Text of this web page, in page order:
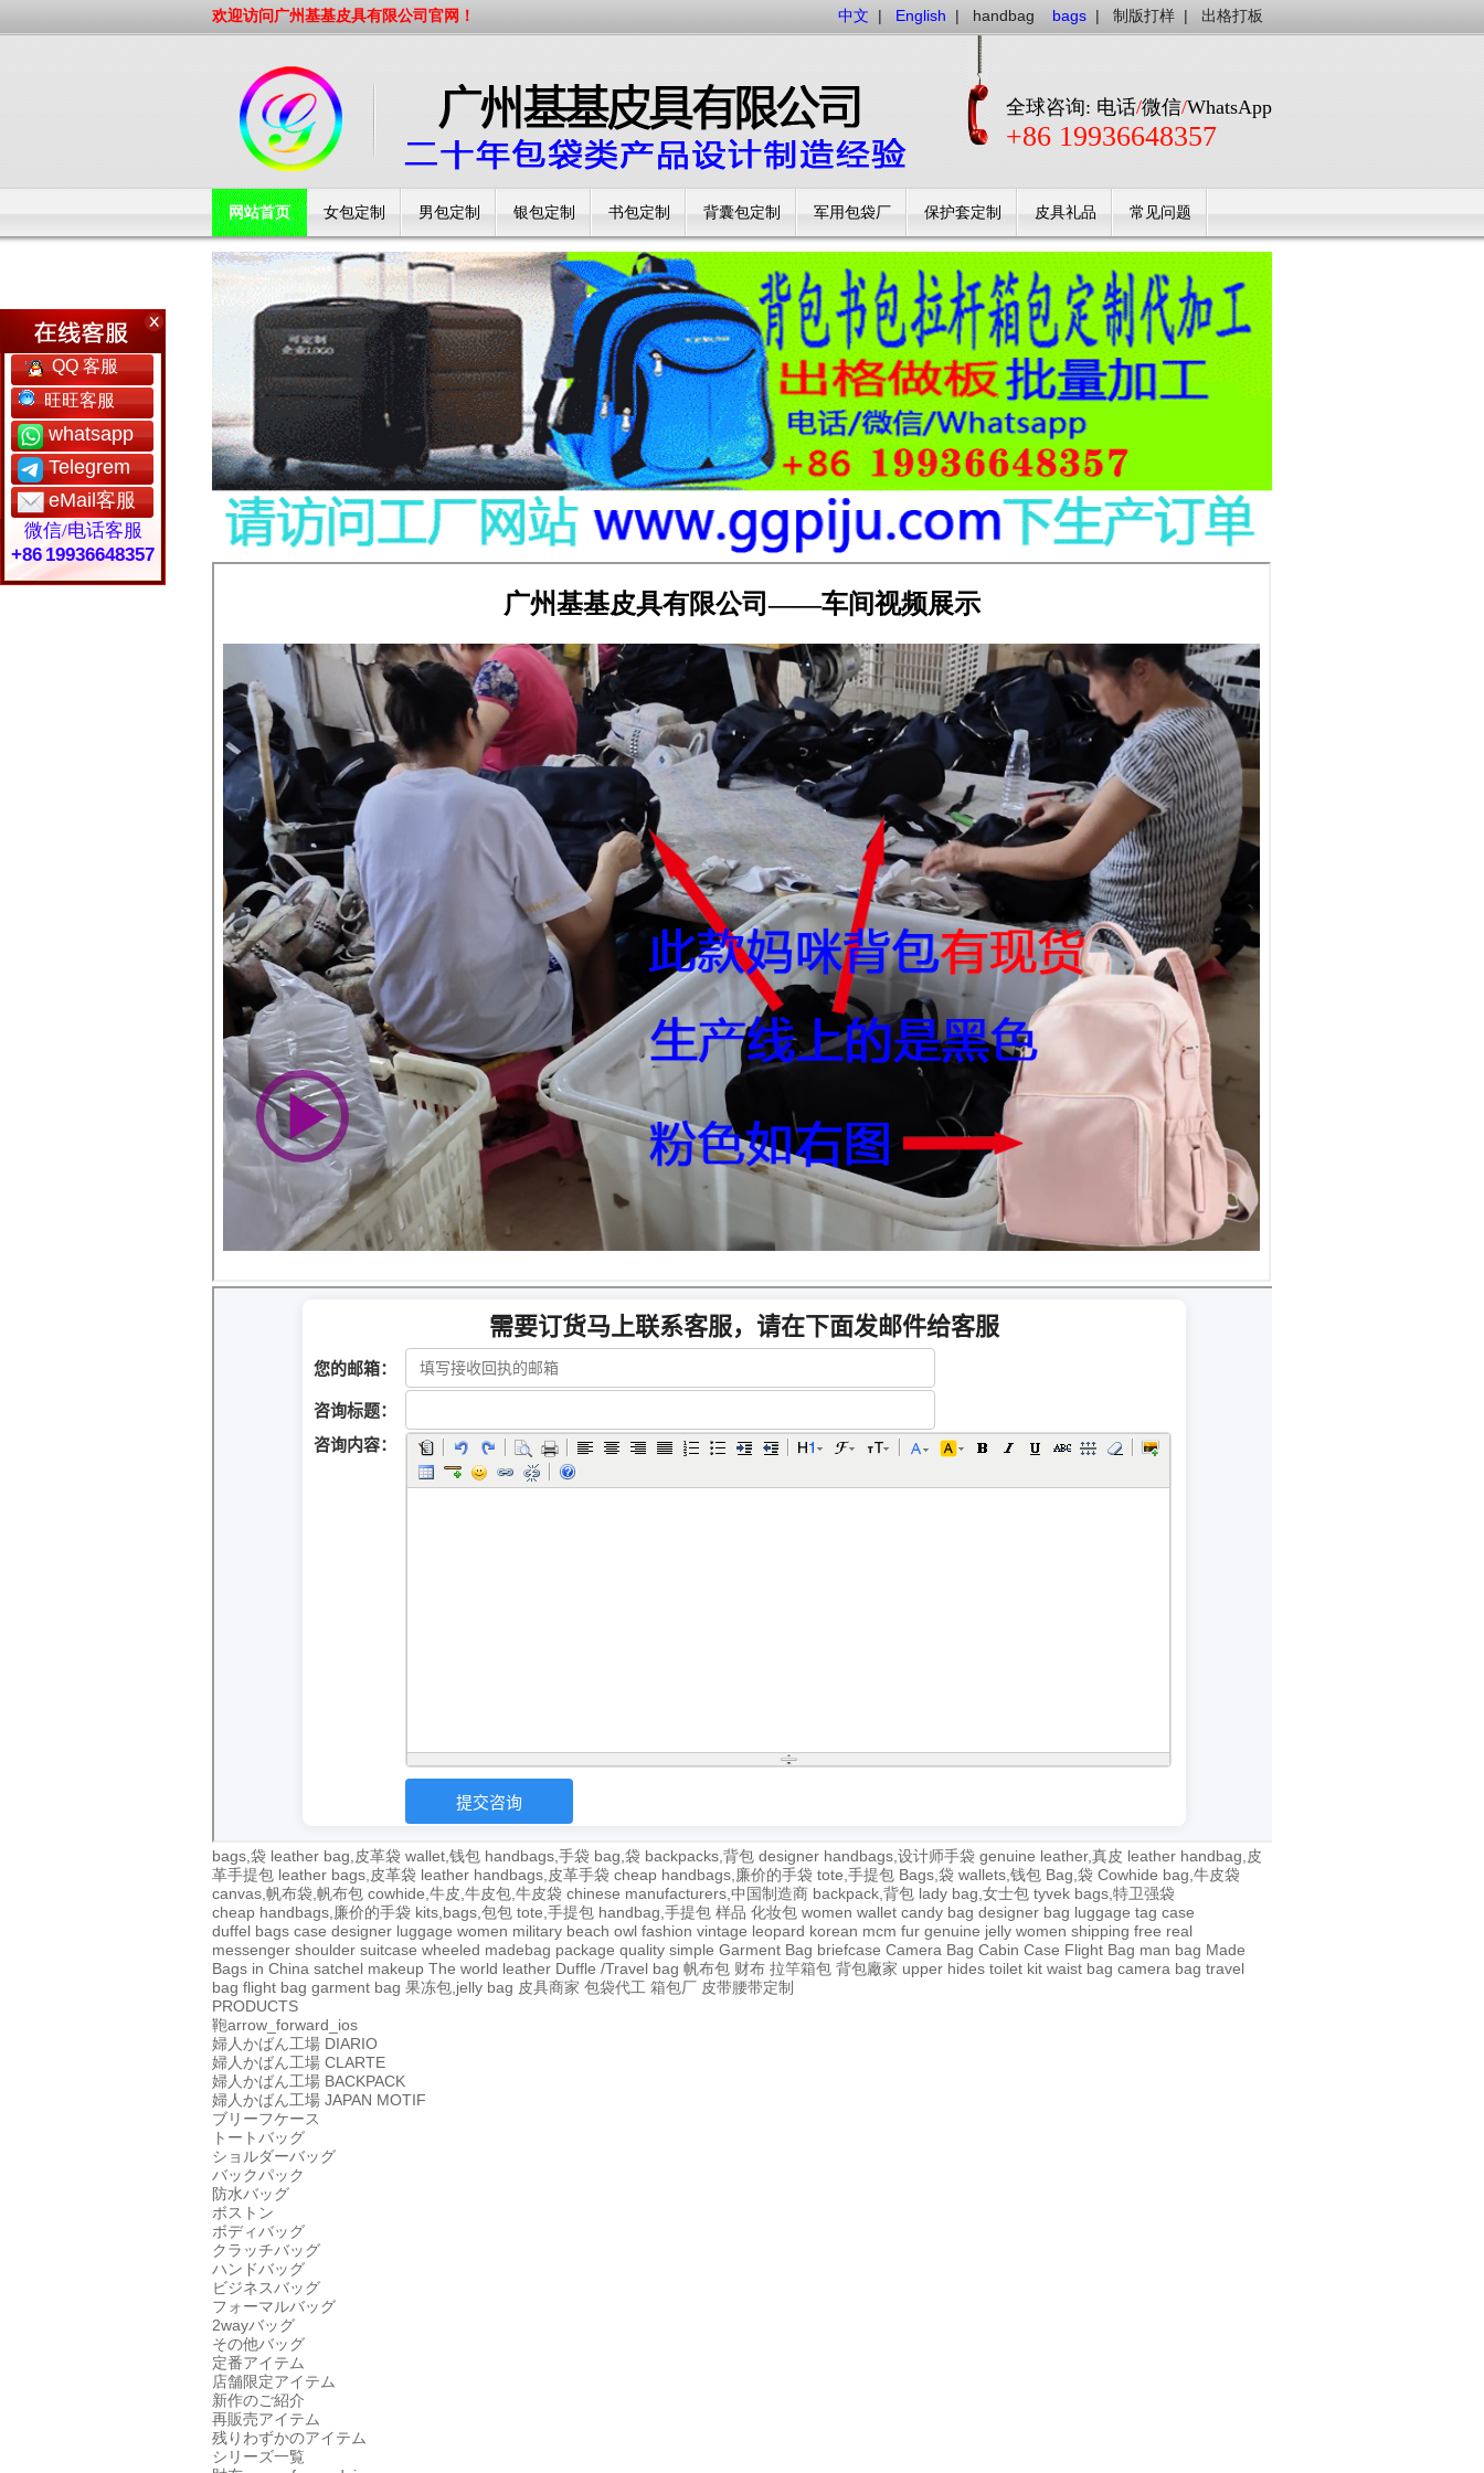
欢迎访问广州基基皮具有限公司官网！ 中文 | English | handbag bags | 制版打样 | 出格打板
全球咨询: 电话/微信/WhatsApp
+86 19936648357
网站首页 女包定制 男包定制 银包定制 书包定制 背囊包定制 军用包袋厂 保护套定制 皮具礼品 常见问题
工厂简介
bags,袋 leather bag,皮革袋 wallet,钱包 handbags,手袋 bag,袋 backpacks,背包 designer handbags,设计师手袋 genuine leather,真皮 leather handbag,皮
革手提包 leather bags,皮革袋 leather handbags,皮革手袋 cheap handbags,廉价的手袋 tote,手提包 Bags,袋 wallets,钱包 Bag,袋 Cowhide bag,牛皮袋
canvas,帆布袋,帆布包 cowhide,牛皮,牛皮包,牛皮袋 chinese manufacturers,中国制造商 backpack,背包 lady bag,女士包 tyvek bags,特卫强袋
cheap handbags,廉价的手袋 kits,bags,包包 tote,手提包 handbag,手提包 样品 化妆包 women wallet candy bag designer bag luggage tag case
duffel bags case designer luggage women military beach owl fashion vintage leopard korean mcm fur genuine jelly women shipping free real
messenger shoulder suitcase wheeled madebag package quality simple Garment Bag briefcase Camera Bag Cabin Case Flight Bag man bag Made
Bags in China satchel makeup The world leather Duffle /Travel bag 帆布包 财布 拉竿箱包 背包廠家 upper hides toilet kit waist bag camera bag travel
bag flight bag garment bag 果冻包,jelly bag 皮具商家 包袋代工 箱包厂 皮带腰带定制
PRODUCTS
鞄arrow_forward_ios
婦人かばん工場 DIARIO
婦人かばん工場 CLARTE
婦人かばん工場 BACKPACK
婦人かばん工場 JAPAN MOTIF
ブリーフケース
トートバッグ
ショルダーバッグ
バックパック
防水バッグ
ボストン
ボディバッグ
クラッチバッグ
ハンドバッグ
ビジネスバッグ
フォーマルバッグ
2wayバッグ
その他バッグ
定番アイテム
店舗限定アイテム
新作のご紹介
再販売アイテム
残りわずかのアイテム
シリーズ一覧
QQ 客服
旺旺客服
whatsapp
Telegrem
eMail客服
微信/电话客服
+86 19936648357